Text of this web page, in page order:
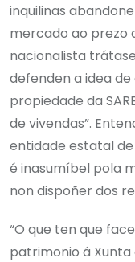
inquilinas
mercado ao prezo
nacionalista
defenden a idea
propiedade da
de vivendas”.
entidade estatal
é inasumíbel pola
non dispoñer dos
“O que ten que
patrimonio á Xunta